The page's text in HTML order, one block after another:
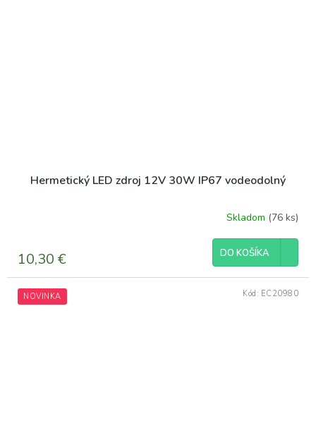
Hermetický LED zdroj 12V 30W IP67 vodeodolný
Skladom (76 ks)
10,30 € DO KOŠÍKA
NOVINKA Kód: EC20980